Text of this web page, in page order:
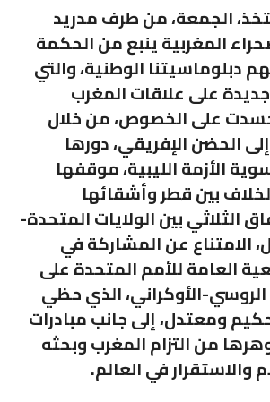
الجمعة، من طرف مدريد
المغربية ينبع من الحكمة
دبلوماسيتنا الوطنية، والتي
على علاقات المغرب
على الخصوص، من خلال
الحضن الإفريقي، دورها
الأزمة الليبية، موقفها
بين قطر وأشقائها
الثلاثي بين الولايات المتحدة-
الامتناع عن المشاركة في
العامة للأمم المتحدة على
الروسي-الأوكراني، الذي حظي
ومعتدل، إلى جانب مبادرات
من التزام المغرب وبحثه
والاستقرار في العالم.